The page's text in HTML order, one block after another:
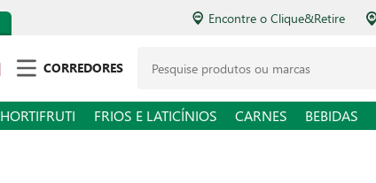
Encontre o Clique&Retire
CORREDORES
HORTIFRUTI FRIOS E LATICÍNIOS CARNES BEBIDAS